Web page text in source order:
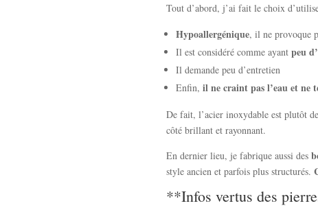
Tout d’abord, j’ai fait le choix
Hypoallergénique, il ne provoque
Il est considéré comme ayant peu
Il demande peu d’entretien
Enfin, il ne craint pas l’eau et ne
De fait, l’acier inoxydable est plutôt
côté brillant et rayonnant.
En dernier lieu, je fabrique aussi des
style ancien et parfois plus structurés.
**Infos vertus des